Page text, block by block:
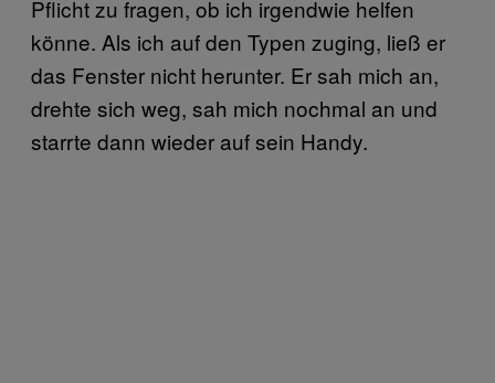
Pflicht zu fragen, ob ich irgendwie helfen
könne. Als ich auf den Typen zuging, ließ er
das Fenster nicht herunter. Er sah mich an,
drehte sich weg, sah mich nochmal an und
starrte dann wieder auf sein Handy.